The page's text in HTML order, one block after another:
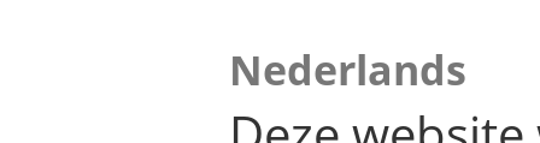
Nederlands